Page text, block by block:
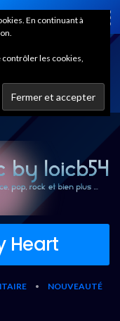
Heart
•
NOUVEAUTÉ
En continuant à
contrôler les cookies,